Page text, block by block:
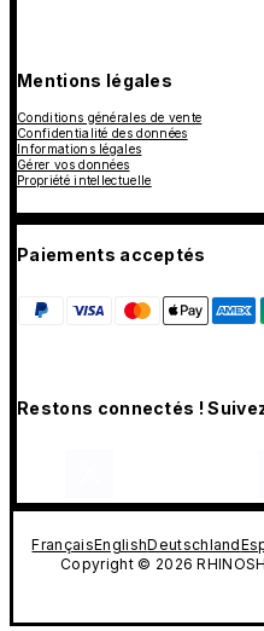
Mentions légales
Conditions générales de vente
Confidentialité des données
Informations légales
Gérer vos données
Propriété intellectuelle
Paiements acceptés
Restons connectés !
FrançaisEnglishDeutschland
Copyright © 2026